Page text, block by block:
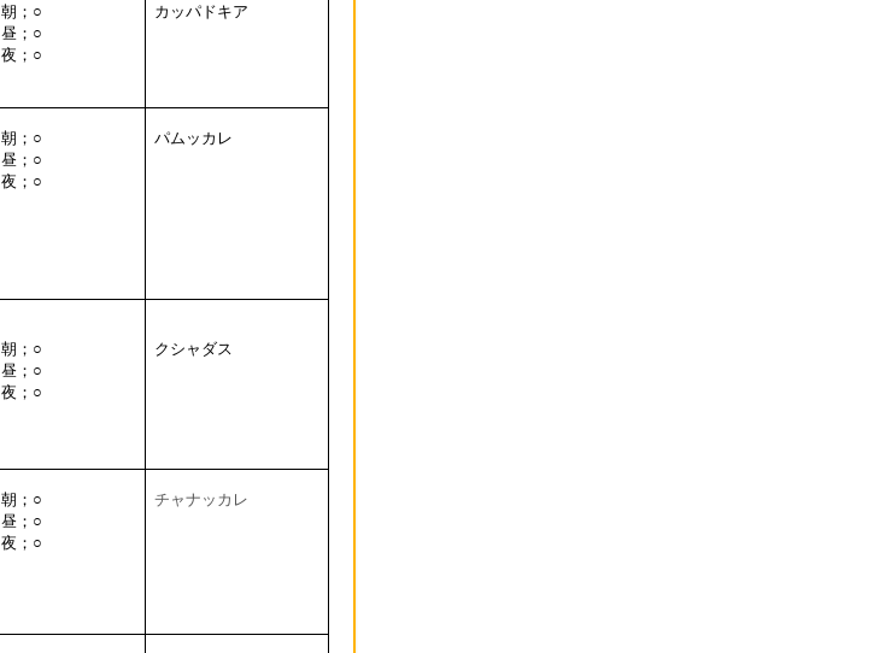
朝； ○
昼； ○
夜； ○
カッパドキア
朝； ○
昼； ○
夜； ○
パムッカレ
朝； ○
昼； ○
夜； ○
クシャダス
朝； ○
昼； ○
夜； ○
チャナッカレ